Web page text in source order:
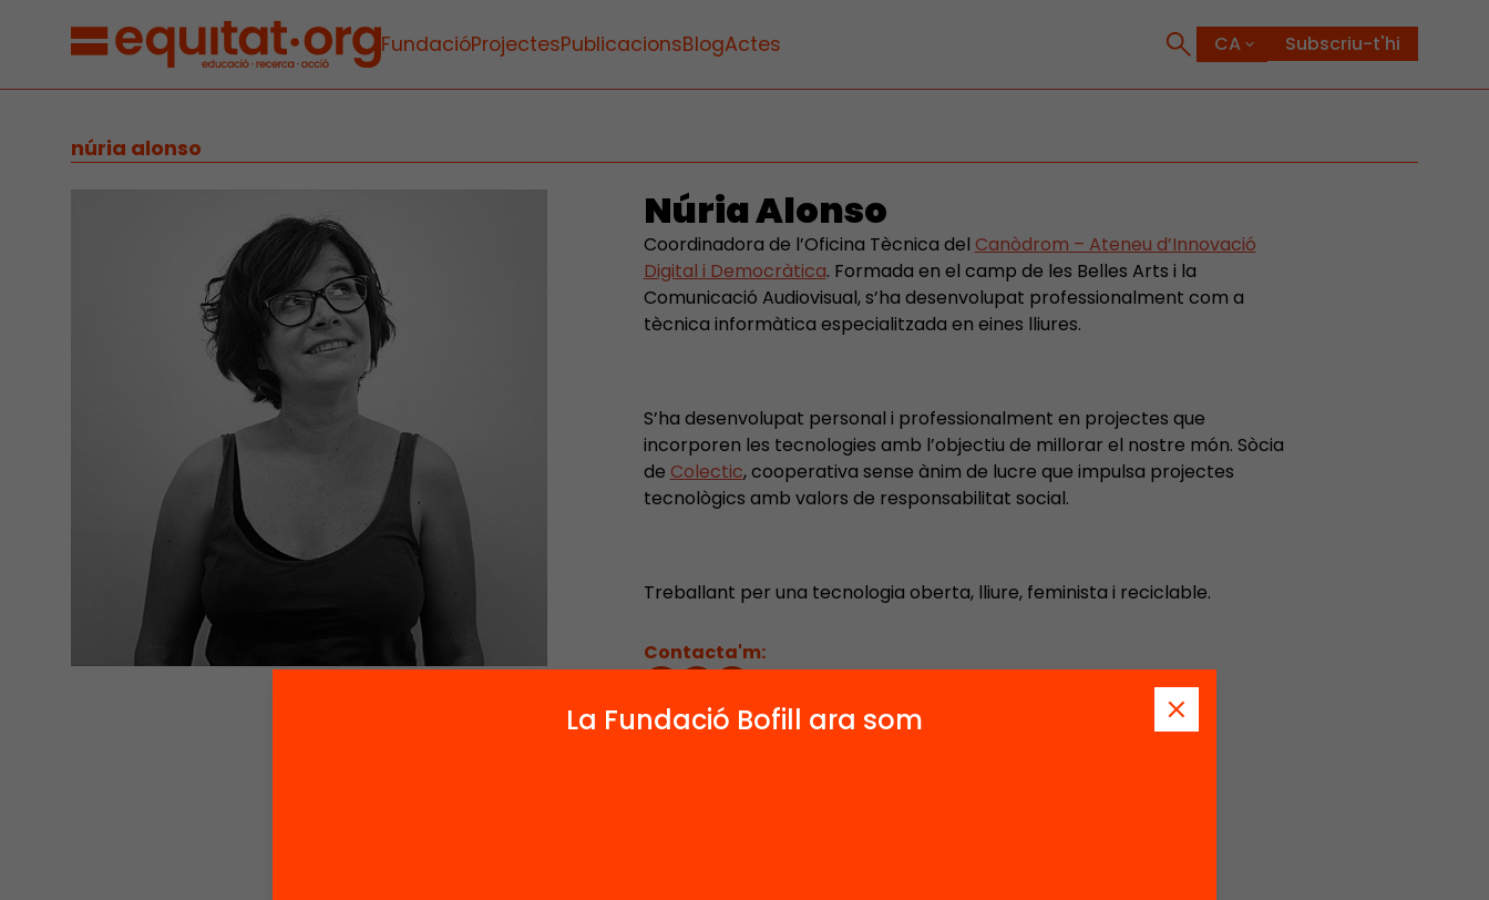
FundacióProjectesPublicacionsBlogActes Subscriu-t'hi
núria alonso
Núria Alonso
Coordinadora de l’Oficina Tècnica del Canòdrom – Ateneu d’Innovació
Digital i Democràtica. Formada en el camp de les Belles Arts i la
Comunicació Audiovisual, s’ha desenvolupat professionalment com a
tècnica informàtica especialitzada en eines lliures.
S’ha desenvolupat personal i professionalment en projectes que
incorporen les tecnologies amb l’objectiu de millorar el nostre món. Sòcia
de Colectic, cooperativa sense ànim de lucre que impulsa projectes
tecnològics amb valors de responsabilitat social.
Treballant per una tecnologia oberta, lliure, feminista i reciclable.
Contacta'm:
La Fundació Bofill ara som